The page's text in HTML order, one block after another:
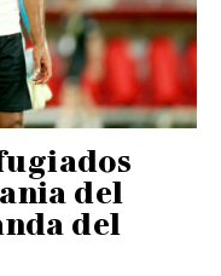
del
del